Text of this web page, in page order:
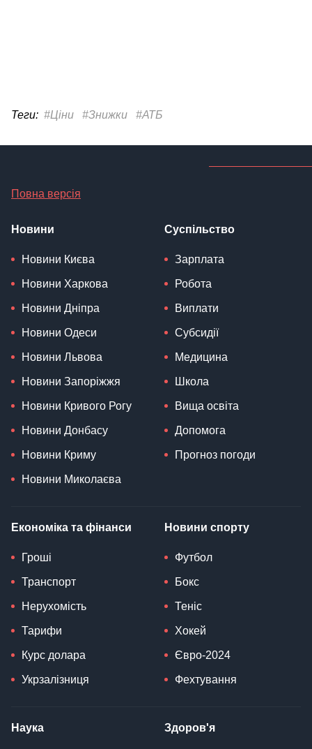
Теги: #Ціни #Знижки #АТБ
Повна версія
Новини
Новини Києва
Новини Харкова
Новини Дніпра
Новини Одеси
Новини Львова
Новини Запоріжжя
Новини Кривого Рогу
Новини Донбасу
Новини Криму
Новини Миколаєва
Суспільство
Зарплата
Робота
Виплати
Субсидії
Медицина
Школа
Вища освіта
Допомога
Прогноз погоди
Економіка та фінанси
Гроші
Транспорт
Нерухомість
Тарифи
Курс долара
Укрзалізниця
Новини спорту
Футбол
Бокс
Теніс
Хокей
Євро-2024
Фехтування
Наука Здоров'я